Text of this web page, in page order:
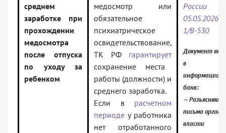
среднем
заработке при
прохождении
медосмотра
после отпуска
по уходу за
ребенком
медосмотр или
обязательное
психиатрическое
освидетельствование,
ТК РФ гарантирует
сохранение места
работы (должности) и
среднего заработка.
Если в расчетном
периоде у работника
нет отработанного
России
05.05.2026
1/В-530
Документ
в
банк:
—
письма
власти